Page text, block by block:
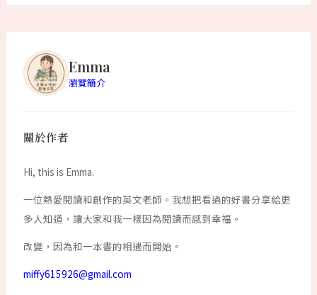
Emma
瀏覽簡介
關於作者
Hi, this is Emma.
一位熱愛閱讀和創作的英文老師。我想把看過的好書分享給更
多人知道，讓大家和我一樣因為閱讀而感到幸福。
改變，因為和一本書的相遇而開始。
miffy615926@gmail.com